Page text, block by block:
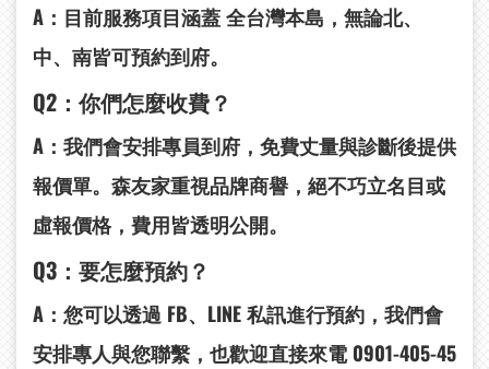
A：目前服務項目涵蓋全台灣本島 ，無論北、
中、南皆可預約到府。
Q2 ：你們怎麼收費？
A：我們會安排專員到府， 免費丈量與診斷後提供
報價單。森友家重視品牌商譽，絕不巧立名目或
虛報價格，費用皆透明公開。
Q3 ：要怎麼預約？
A：您可以透過 FB、LINE私訊進行預約，我們會
安排專人與您聯繫，也歡迎直接來電0901-405-45